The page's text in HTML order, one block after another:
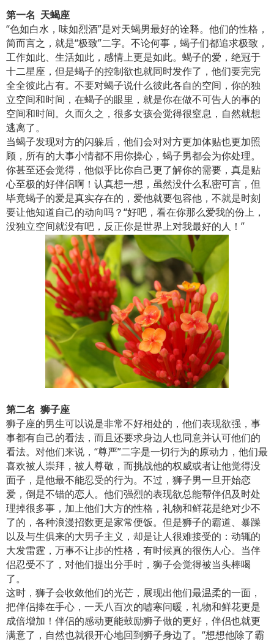
第一名 天蝎座
“色如白水，味如烈酒”是对天蝎男最好的诠释。他们的性格，
简而言之，就是“极致”二字。不论何事，蝎子们都追求极致，
工作如此、生活如此，感情上更是如此。蝎子的爱，绝冠于
十二星座，但是蝎子的控制欲也就同时发作了，他们要完完
全全彼此占有。不要对蝎子说什么彼此各自的空间，你的独
立空间和时间，在蝎子的眼里，就是你在做不可告人的事的
空间和时间。久而久之，很多女孩会觉得很窒息，自然就想
逃离了。
当蝎子发现对方的闪躲后，他们会对对方更加体贴也更加照
顾，所有的大事小情都不用你操心，蝎子男都会为你处理。
你甚至还会觉得，他似乎比你自己更了解你的需要，真是贴
心至极的好伴侣啊！认真想一想，虽然没什么私密可言，但
毕竟蝎子的爱是真实存在的，爱他就要包容他，不就是时刻
要让他知道自己的动向吗？“好吧，看在你那么爱我的份上，
没独立空间就没有吧，反正你是世界上对我最好的人！”
第二名 狮子座
狮子座的男生可以说是非常不好相处的，他们表现欲强，事
事都有自己的看法，而且还要求身边人也同意并认可他们的
看法。对他们来说，“尊严”二字是一切行为的原动力，他们最
喜欢被人崇拜，被人尊敬，而挑战他的权威或者让他觉得没
面子，是他最不能忍受的行为。不过，狮子男一旦开始恋
爱，倒是不错的恋人。他们强烈的表现欲总能帮伴侣及时处
理掉很多事，加上他们大方的性格，礼物和鲜花是绝对少不
了的，各种浪漫招数更是家常便饭。但是狮子的霸道、暴躁
以及与生俱来的大男子主义，却是让人很难接受的：动辄的
大发雷霆，万事不让步的性格，有时候真的很伤人心。当伴
侣忍受不了，对他们提出分手时，狮子会觉得被当头棒喝
了。
这时，狮子会收敛他们的光芒，展现出他们最温柔的一面，
把伴侣捧在手心，一天八百次的嘘寒问暖，礼物和鲜花更是
成倍增加！伴侣的感动更能鼓励狮子做的更好，伴侣也就更
满意了，自然也就很开心地回到狮子身边了。“想想他除了霸